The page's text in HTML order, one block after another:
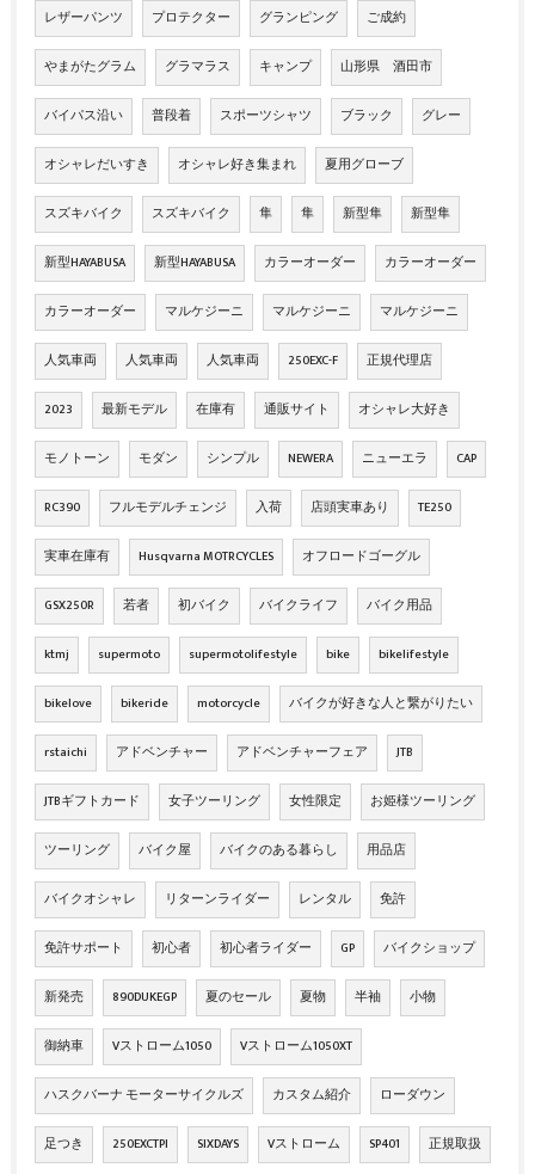
レザーパンツ プロテクター グランピング ご成約
やまがたグラム グラマラス キャンプ 山形県 酒田市
バイパス沿い 普段着 スポーツシャツ ブラック グレー
オシャレだいすき オシャレ好き集まれ 夏用グローブ
スズキバイク スズキバイク 隼 隼 新型隼 新型隼
新型HAYABUSA 新型HAYABUSA カラーオーダー カラーオーダー
カラーオーダー マルケジーニ マルケジーニ マルケジーニ
人気車両 人気車両 人気車両 250EXC-F 正規代理店
2023 最新モデル 在庫有 通販サイト オシャレ大好き
モノトーン モダン シンプル NEWERA ニューエラ CAP
RC390 フルモデルチェンジ 入荷 店頭実車あり TE250
実車在庫有 Husqvarna MOTRCYCLES オフロードゴーグル
GSX250R 若者 初バイク バイクライフ バイク用品
ktmj supermoto supermotolifestyle bike bikelifestyle
bikelove bikeride motorcycle バイクが好きな人と繋がりたい
rstaichi アドベンチャー アドベンチャーフェア JTB
JTBギフトカード 女子ツーリング 女性限定 お姫様ツーリング
ツーリング バイク屋 バイクのある暮らし 用品店
バイクオシャレ リターンライダー レンタル 免許
免許サポート 初心者 初心者ライダー GP バイクショップ
新発売 890DUKEGP 夏のセール 夏物 半袖 小物
御納車 Vストローム1050 Vストローム1050XT
ハスクバーナ モーターサイクルズ カスタム紹介 ローダウン
足つき 250EXCTPI SIXDAYS Vストローム SP401 正規取扱